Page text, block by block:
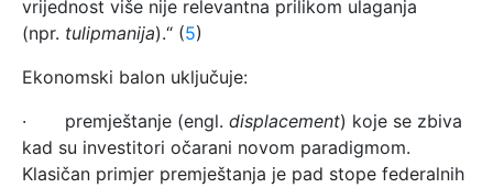
vrijednost više nije relevantna prilikom ulaganja
(npr. tulipmanija).“ (5)
Ekonomski balon uključuje:
· premještanje (engl. displacement) koje se zbiva
kad su investitori očarani novom paradigmom.
Klasičan primjer premještanja je pad stope federalnih